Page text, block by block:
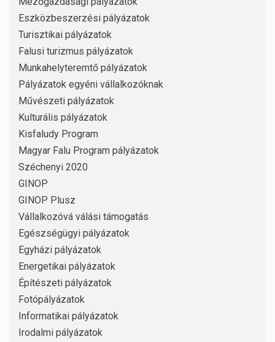
Eszközbeszerzési pályázatok
Turisztikai pályázatok
Falusi turizmus pályázatok
Munkahelyteremtő pályázatok
Pályázatok egyéni vállalkozóknak
Művészeti pályázatok
Kulturális pályázatok
Kisfaludy Program
Magyar Falu Program pályázatok
Széchenyi 2020
GINOP
GINOP Plusz
Vállalkozóvá válási támogatás
Egészségügyi pályázatok
Egyházi pályázatok
Energetikai pályázatok
Építészeti pályázatok
Fotópályázatok
Informatikai pályázatok
Irodalmi pályázatok